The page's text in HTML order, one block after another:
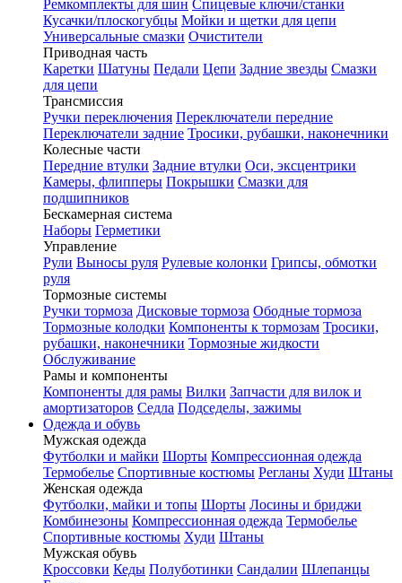
Ремкомплекты для шин Спицевые ключи/станки
Кусачки/плоскогубцы Мойки и щетки для цепи
Универсальные смазки Очистители
Приводная часть
Каретки Шатуны Педали Цепи Задние звезды Смазки
для цепи
Трансмиссия
Ручки переключения Переключатели передние
Переключатели задние Тросики, рубашки, наконечники
Колесные части
Передние втулки Задние втулки Оси, эксцентрики
Камеры, флипперы Покрышки Смазки для
подшипников
Бескамерная система
Наборы Герметики
Управление
Рули Выносы руля Рулевые колонки Грипсы, обмотки
руля
Тормозные системы
Ручки тормоза Дисковые тормоза Ободные тормоза
Тормозные колодки Компоненты к тормозам Тросики,
рубашки, наконечники Тормозные жидкости
Обслуживание
Рамы и компоненты
Компоненты для рамы Вилки Запчасти для вилок и
амортизаторов Седла Подседелы, зажимы
Одежда и обувь
Мужская одежда
Футболки и майки Шорты Компрессионная одежда
Термобелье Спортивные костюмы Регланы Худи Штаны
Женская одежда
Футболки, майки и топы Шорты Лосины и бриджи
Комбинезоны Компрессионная одежда Термобелье
Спортивные костюмы Худи Штаны
Мужская обувь
Кроссовки Кеды Полуботинки Сандалии Шлепанцы